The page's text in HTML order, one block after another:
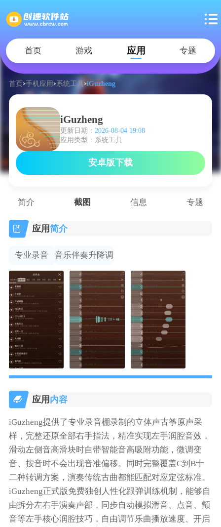
首页 游戏 应用 专题
首页 手机应用 系统工具 iGuzheng
iGuzheng
更新日期： 2026-08-04 19:08
应用类型：系统工具
安卓版下载
简介 截图 信息 专题
应用简介
专业录音 音乐伴奏升降调
应用 内容
iGuzheng提供了专业录音棚录制的立体声古筝原声采
样，完整还原全部右手指法，精准实现左手润腔音效，
滑动左侧音高滑块时自带智能音高吸附功能，微调变
音、按音时不会出现音准偏移。同时完整覆盖C到B十
二种转调方案，演奏传统古曲都能匹配对应定弦标准。
iGuzheng正式版免费独创人性化跟弹训练机制，能够自
由拆分左右手演奏声部，同步自动模拟滑音、点音、颤
音等左手核心润腔技巧，自由调节乐曲播放速度、开启